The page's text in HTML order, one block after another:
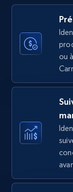
more.
35.2K+
rating object,
Author name,
7.4K+
ou